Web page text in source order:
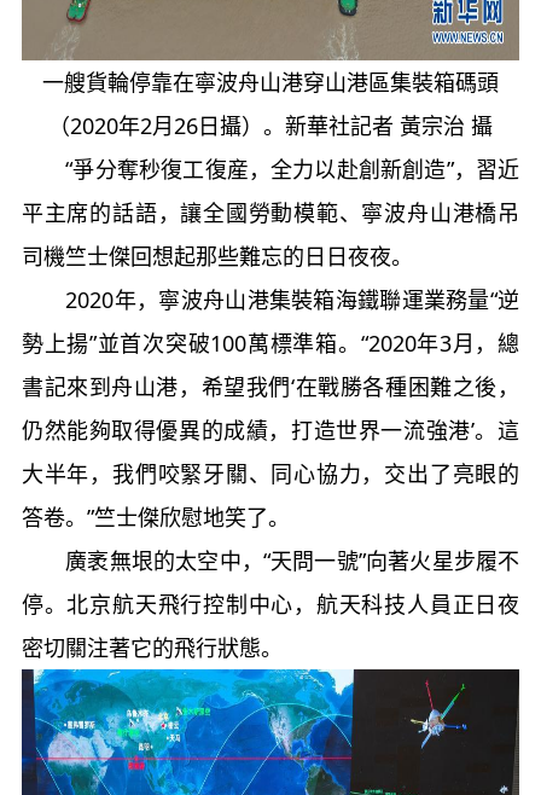
一艘貨輪停靠在寧波舟山港穿山港區集裝箱碼頭
（2020年2月26日攝）。新華社記者 黃宗治 攝
“爭分奪秒復工復産，全力以赴創新創造”，習近
平主席的話語，讓全國勞動模範、寧波舟山港橋吊
司機竺士傑回想起那些難忘的日日夜夜。
2020年，寧波舟山港集裝箱海鐵聯運業務量“逆
勢上揚”並首次突破100萬標準箱。“2020年3月，總
書記來到舟山港，希望我們‘在戰勝各種困難之後，
仍然能夠取得優異的成績，打造世界一流強港’。這
大半年，我們咬緊牙關、同心協力，交出了亮眼的
答卷。”竺士傑欣慰地笑了。
廣袤無垠的太空中，“天問一號”向著火星步履不
停。北京航天飛行控制中心，航天科技人員正日夜
密切關注著它的飛行狀態。